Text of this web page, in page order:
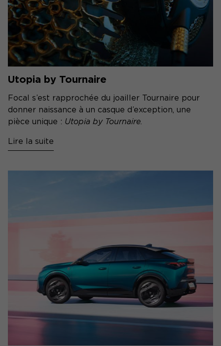
Utopia by Tournaire
Focal s’est rapprochée du joailler Tournaire pour
donner naissance à un casque d’exception, une
pièce unique : Utopia by Tournaire.
Lire la suite